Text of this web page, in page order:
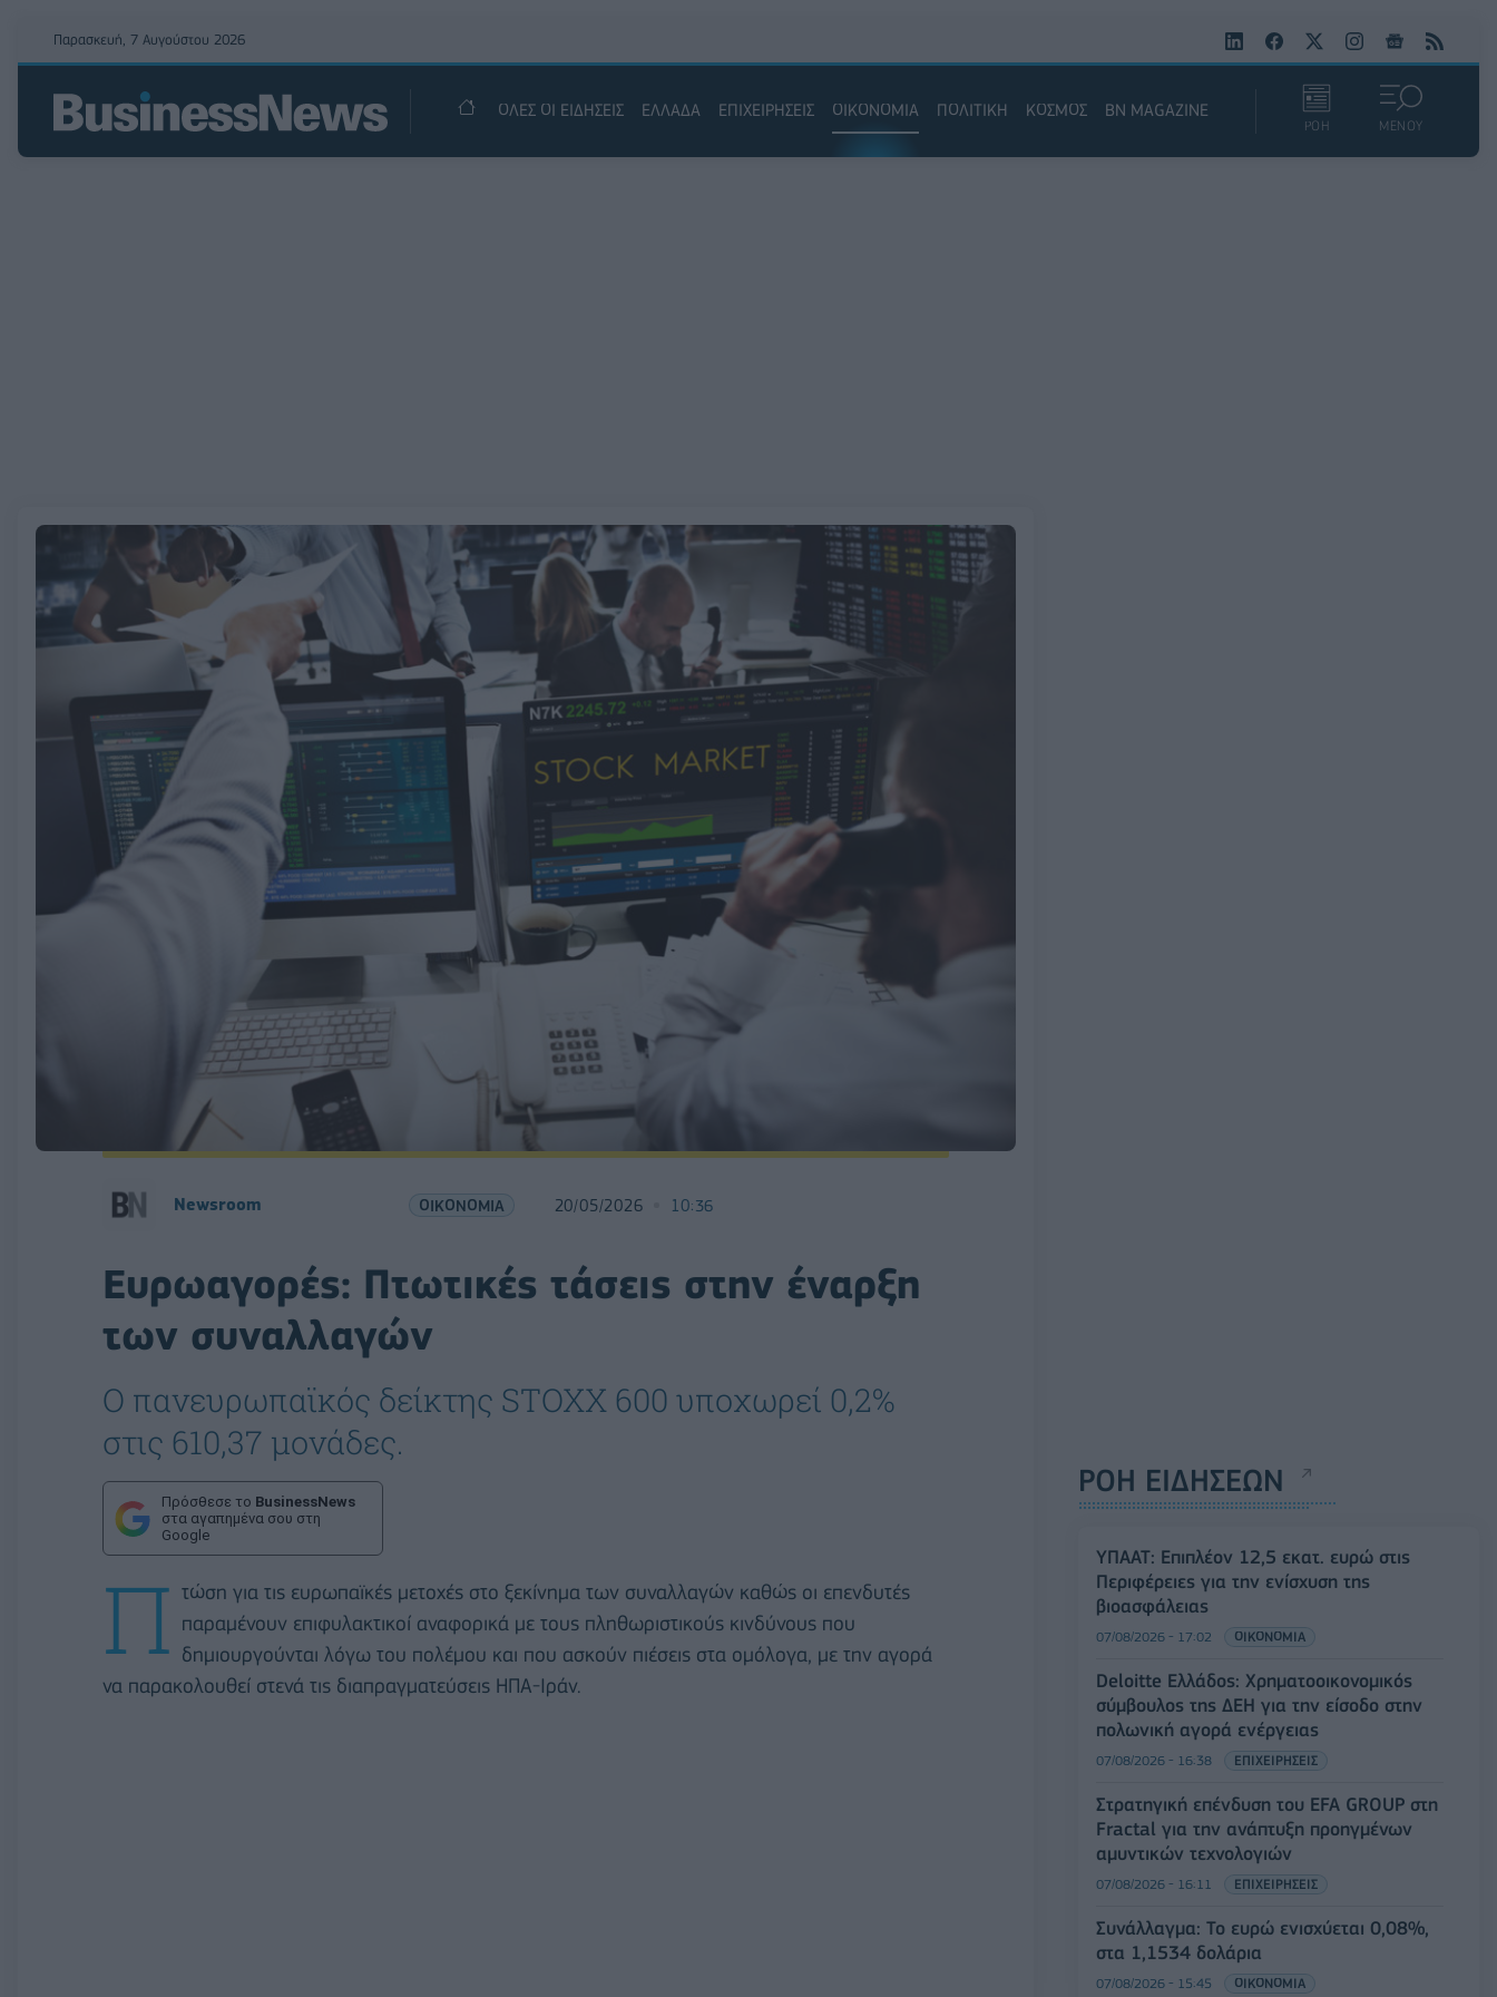
Παρασκευή, 7 Αυγούστου 2026
ΟΛΕΣ ΟΙ ΕΙΔΗΣΕΙΣ ΕΛΛΑΔΑ ΕΠΙΧΕΙΡΗΣΕΙΣ ΟΙΚΟΝΟΜΙΑ ΠΟΛΙΤΙΚΗ ΚΟΣΜΟΣ BN MAGAZINE
ΡΟΗ ΜΕΝΟΥ
Newsroom ΟΙΚΟΝΟΜΙΑ 20/05/2026 10:36
Ευρωαγορές: Πτωτικές τάσεις στην έναρξη
των συναλλαγών
Ο πανευρωπαϊκός δείκτης STOXX 600 υποχωρεί 0,2%
στις 610,37 μονάδες.
Πρόσθεσε το BusinessNews
στα αγαπημένα σου στη
Google
Π τώση για τις ευρωπαϊκές μετοχές στο ξεκίνημα των συναλλαγών καθώς οι επενδυτές
παραμένουν επιφυλακτικοί αναφορικά με τους πληθωριστικούς κινδύνους που
δημιουργούνται λόγω του πολέμου και που ασκούν πιέσεις στα ομόλογα, με την αγορά
να παρακολουθεί στενά τις διαπραγματεύσεις ΗΠΑ-Ιράν.
ΡΟΗ ΕΙΔΗΣΕΩΝ
ΥΠΑΑΤ: Επιπλέον 12,5 εκατ. ευρώ στις
Περιφέρειες για την ενίσχυση της
βιοασφάλειας
07/08/2026 - 17:02 ΟΙΚΟΝΟΜΙΑ
Deloitte Ελλάδος: Χρηματοοικονομικός
σύμβουλος της ΔΕΗ για την είσοδο στην
πολωνική αγορά ενέργειας
07/08/2026 - 16:38 ΕΠΙΧΕΙΡΗΣΕΙΣ
Στρατηγική επένδυση του EFA GROUP στη
Fractal για την ανάπτυξη προηγμένων
αμυντικών τεχνολογιών
07/08/2026 - 16:11 ΕΠΙΧΕΙΡΗΣΕΙΣ
Συνάλλαγμα: Το ευρώ ενισχύεται 0,08%,
στα 1,1534 δολάρια
07/08/2026 - 15:45 ΟΙΚΟΝΟΜΙΑ